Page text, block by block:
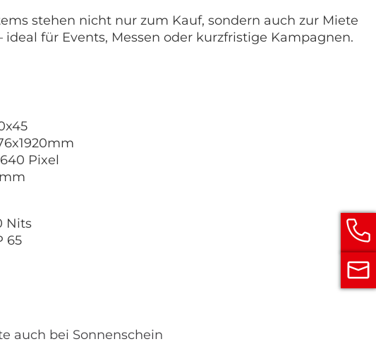
stehen nicht nur zum Kauf, sondern auch zur Miete
ideal für Events, Messen oder kurzfristige Kampagnen.
Pixel
Nits
65
auch bei Sonnenschein